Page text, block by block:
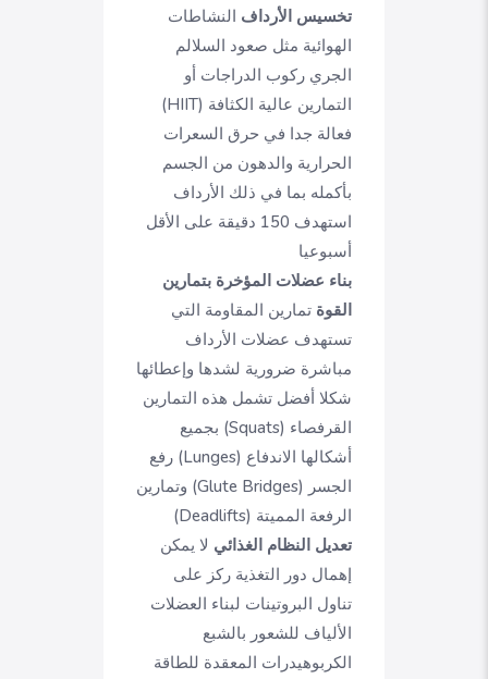
تخسيس الأرداف النشاطات
الهوائية مثل صعود السلالم
الجري ركوب الدراجات أو
التمارين عالية الكثافة (HIIT)
فعالة جدا في حرق السعرات
الحرارية والدهون من الجسم
بأكمله بما في ذلك الأرداف
استهدف 150 دقيقة على الأقل
أسبوعيا
بناء عضلات المؤخرة بتمارين
القوة تمارين المقاومة التي
تستهدف عضلات الأرداف
مباشرة ضرورية لشدها وإعطائها
شكلا أفضل تشمل هذه التمارين
القرفصاء (Squats) بجميع
أشكالها الاندفاع (Lunges) رفع
الجسر (Glute Bridges) وتمارين
الرفعة المميتة (Deadlifts)
تعديل النظام الغذائي لا يمكن
إهمال دور التغذية ركز على
تناول البروتينات لبناء العضلات
الألياف للشعور بالشبع
الكربوهيدرات المعقدة للطاقة